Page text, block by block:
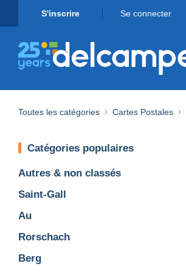
S'inscrire Se connecter
Toutes les catégories Cartes Postales
Catégories populaires
Autres & non classés
Saint-Gall
Au
Rorschach
Berg